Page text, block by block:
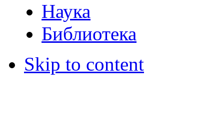
Наука
Библиотека
Skip to content